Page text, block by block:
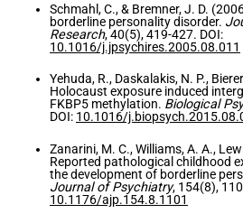
Schmahl, C., & Bremner, J. D.
borderline personality disorder.
Research, 40(5), 419-427. DOI:
10.1016/j.jpsychires.2005.08.011
Yehuda, R., Daskalakis, N. P.,
Holocaust exposure induced
FKBP5 methylation. Biological
DOI: 10.1016/
Zanarini, M. C., Williams, A. A.,
Reported pathological childhood
the development of borderline
Journal of Psychiatry, 154(8),
10.1176/ajp.154.8.1101